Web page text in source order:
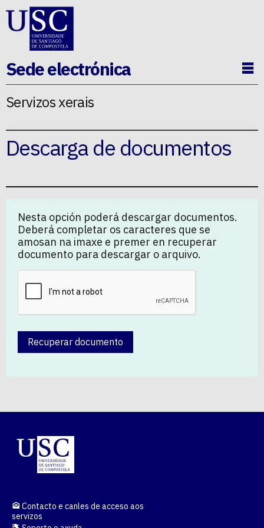
Ir ao contido da p�xina
Sede electrónica
Servizos xerais
Descarga de documentos
Nesta opción poderá descargar documentos.
Deberá completar os caracteres que se
amosan na imaxe e premer en recuperar
documento para descargar o arquivo.
Recuperar documento
Contacto e canles de acceso aos
servizos